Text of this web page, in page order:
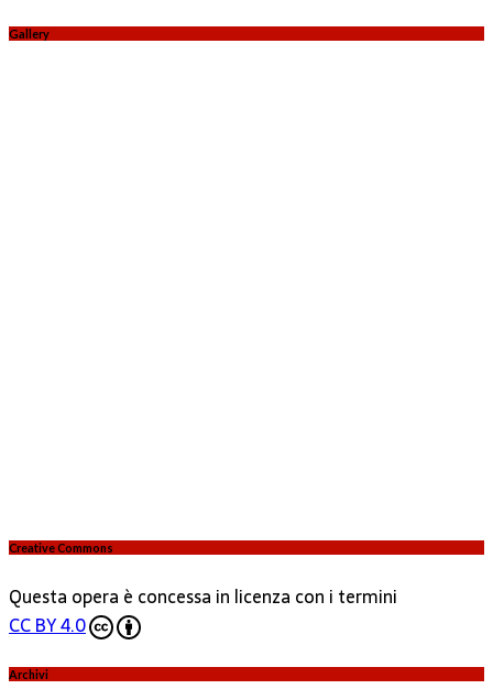
Gallery
Creative Commons
Questa opera è concessa in licenza con i termini
CC BY 4.0
Archivi